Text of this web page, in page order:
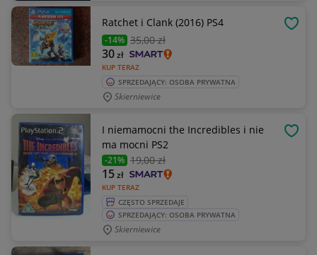
Ratchet i Clank (2016) PS4
-14% 35,00 zł
KUP TERAZ
30zł
SPRZEDAJĄCY: OSOBA PRYWATNA
Skierniewice
I niemamocni the Incredibles i nie
ma mocni PS2
-21% 19,00 zł
KUP TERAZ
15zł
CZĘSTO SPRZEDAJE
SPRZEDAJĄCY: OSOBA PRYWATNA
Skierniewice